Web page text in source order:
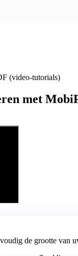
(video-tutorials)
met
de grootte van